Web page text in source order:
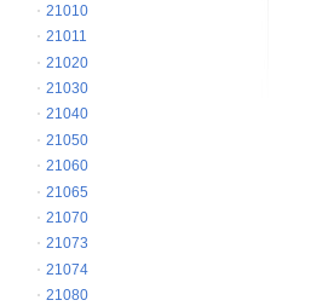
21010
21011
21020
21030
21040
21050
21060
21065
21070
21073
21074
21080